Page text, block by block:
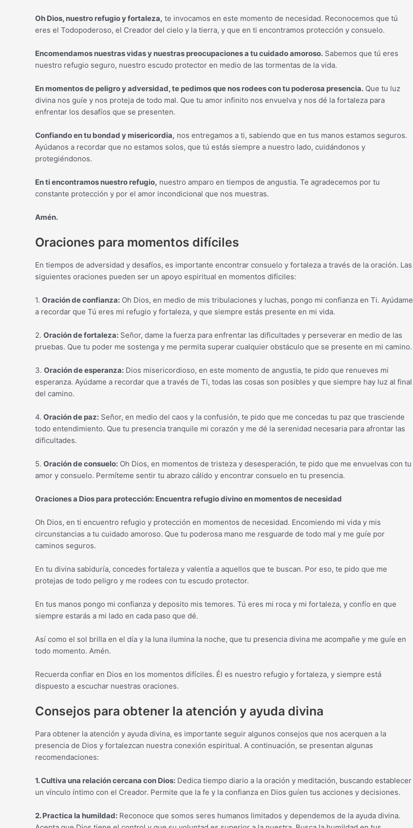
Oh Dios, nuestro refugio y fortaleza, te invocamos en este momento de necesidad. Reconocemos que tú
eres el Todopoderoso, el Creador del cielo y la tierra, y que en ti encontramos protección y consuelo.
Encomendamos nuestras vidas y nuestras preocupaciones a tu cuidado amoroso. Sabemos que tú eres
nuestro refugio seguro, nuestro escudo protector en medio de las tormentas de la vida.
En momentos de peligro y adversidad, te pedimos que nos rodees con tu poderosa presencia. Que tu luz
divina nos guíe y nos proteja de todo mal. Que tu amor infinito nos envuelva y nos dé la fortaleza para
enfrentar los desafíos que se presenten.
Confiando en tu bondad y misericordia, nos entregamos a ti, sabiendo que en tus manos estamos seguros.
Ayúdanos a recordar que no estamos solos, que tú estás siempre a nuestro lado, cuidándonos y
protegiéndonos.
En ti encontramos nuestro refugio, nuestro amparo en tiempos de angustia. Te agradecemos por tu
constante protección y por el amor incondicional que nos muestras.
Amén.
Oraciones para momentos difíciles
En tiempos de adversidad y desafíos, es importante encontrar consuelo y fortaleza a través de la oración. Las
siguientes oraciones pueden ser un apoyo espiritual en momentos difíciles:
1. Oración de confianza: Oh Dios, en medio de mis tribulaciones y luchas, pongo mi confianza en Ti. Ayúdame
a recordar que Tú eres mi refugio y fortaleza, y que siempre estás presente en mi vida.
2. Oración de fortaleza: Señor, dame la fuerza para enfrentar las dificultades y perseverar en medio de las
pruebas. Que tu poder me sostenga y me permita superar cualquier obstáculo que se presente en mi camino.
3. Oración de esperanza: Dios misericordioso, en este momento de angustia, te pido que renueves mi
esperanza. Ayúdame a recordar que a través de Ti, todas las cosas son posibles y que siempre hay luz al final
del camino.
4. Oración de paz: Señor, en medio del caos y la confusión, te pido que me concedas tu paz que trasciende
todo entendimiento. Que tu presencia tranquile mi corazón y me dé la serenidad necesaria para afrontar las
dificultades.
5. Oración de consuelo: Oh Dios, en momentos de tristeza y desesperación, te pido que me envuelvas con tu
amor y consuelo. Permíteme sentir tu abrazo cálido y encontrar consuelo en tu presencia.
Oraciones a Dios para protección: Encuentra refugio divino en momentos de necesidad
Oh Dios, en ti encuentro refugio y protección en momentos de necesidad. Encomiendo mi vida y mis
circunstancias a tu cuidado amoroso. Que tu poderosa mano me resguarde de todo mal y me guíe por
caminos seguros.
En tu divina sabiduría, concedes fortaleza y valentía a aquellos que te buscan. Por eso, te pido que me
protejas de todo peligro y me rodees con tu escudo protector.
En tus manos pongo mi confianza y deposito mis temores. Tú eres mi roca y mi fortaleza, y confío en que
siempre estarás a mi lado en cada paso que dé.
Así como el sol brilla en el día y la luna ilumina la noche, que tu presencia divina me acompañe y me guíe en
todo momento. Amén.
Recuerda confiar en Dios en los momentos difíciles. Él es nuestro refugio y fortaleza, y siempre está
dispuesto a escuchar nuestras oraciones.
Consejos para obtener la atención y ayuda divina
Para obtener la atención y ayuda divina, es importante seguir algunos consejos que nos acerquen a la
presencia de Dios y fortalezcan nuestra conexión espiritual. A continuación, se presentan algunas
recomendaciones:
1. Cultiva una relación cercana con Dios: Dedica tiempo diario a la oración y meditación, buscando establecer
un vínculo íntimo con el Creador. Permite que la fe y la confianza en Dios guíen tus acciones y decisiones.
2. Practica la humildad: Reconoce que somos seres humanos limitados y dependemos de la ayuda divina.